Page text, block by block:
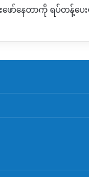
ော်နေတာကို ရပ်တန့်ပေ